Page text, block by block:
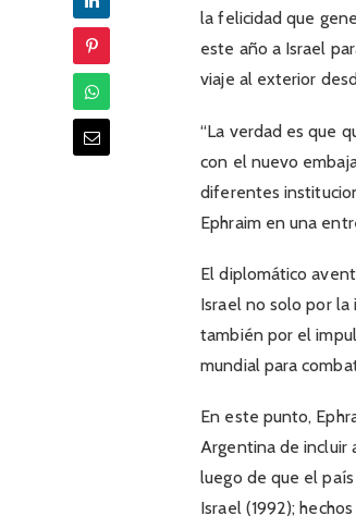
la felicidad que
este año a Israel
viaje al exterior
“La verdad es que
con el nuevo
diferentes
Ephraim en una
El diplomático
Israel no solo por
también por el
mundial para
En este punto,
Argentina de incluir
luego de que el
Israel (1992);